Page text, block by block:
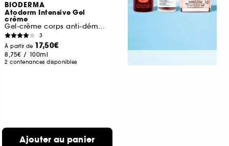
BIODERMA
Atoderm Intensive Gel
crème
Gel-crème corps anti-démangeaison
3
À partir de 17,50€
8,75€ / 100ml
2 contenances disponibles
Ajouter au panier